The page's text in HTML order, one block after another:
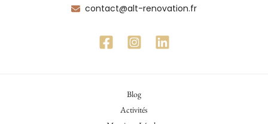
contact@alt-renovation.fr
Blog
Activités